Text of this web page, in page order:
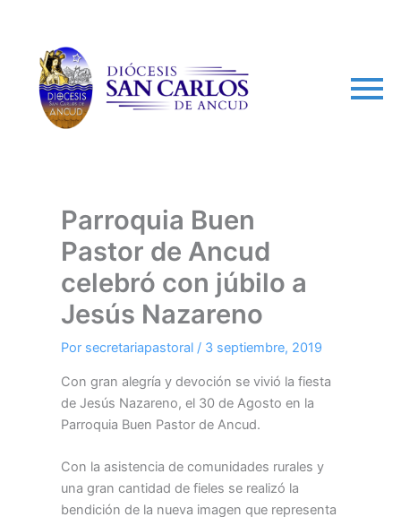
Parroquia Buen
Pastor de Ancud
celebró con júbilo a
Jesús Nazareno
Por secretariapastoral / 3 septiembre, 2019
Con gran alegría y devoción se vivió la fiesta
de Jesús Nazareno, el 30 de Agosto en la
Parroquia Buen Pastor de Ancud.
Con la asistencia de comunidades rurales y
una gran cantidad de fieles se realizó la
bendición de la nueva imagen que representa